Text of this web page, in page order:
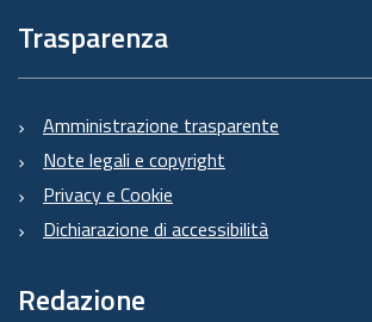
Trasparenza
Amministrazione trasparente
Note legali e copyright
Privacy e Cookie
Dichiarazione di accessibilità
Redazione